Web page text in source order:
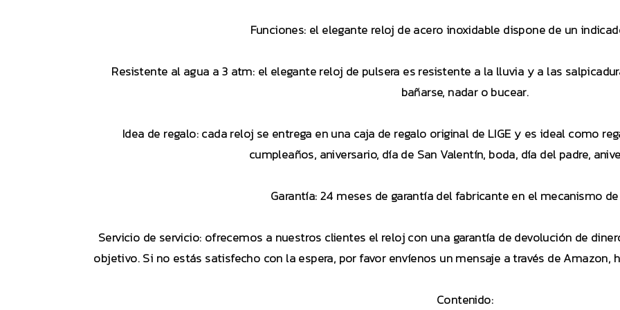
Funciones: el elegante reloj de acero inoxidable dispone de un
Resistente al agua a 3 atm: el elegante reloj de pulsera es resistente a la lluvia y a las
bañarse, nadar o bucear.
Idea de regalo: cada reloj se entrega en una caja de regalo original de LIGE y es ideal como
cumpleaños, aniversario, día de San Valentín, boda, día del padre,
Garantía: 24 meses de garantía del fabricante en el mecanismo
Servicio de servicio: ofrecemos a nuestros clientes el reloj con una garantía de devolución de
objetivo. Si no estás satisfecho con la espera, por favor envíenos un mensaje a través de
Contenido: